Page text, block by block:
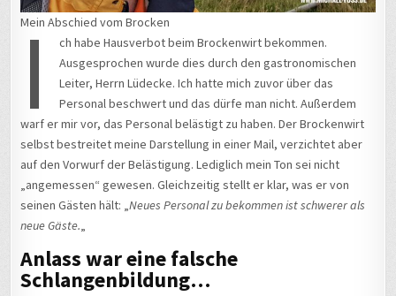
Mein Abschied vom Brocken
I
ch habe Hausverbot beim Brockenwirt bekommen.
Ausgesprochen wurde dies durch den gastronomischen
Leiter, Herrn Lüdecke. Ich hatte mich zuvor über das
Personal beschwert und das dürfe man nicht. Außerdem
warf er mir vor, das Personal belästigt zu haben. Der Brockenwirt
selbst bestreitet meine Darstellung in einer Mail, verzichtet aber
auf den Vorwurf der Belästigung. Lediglich mein Ton sei nicht
„angemessen“ gewesen. Gleichzeitig stellt er klar, was er von
seinen Gästen hält: „Neues Personal zu bekommen ist schwerer als
neue Gäste.
Anlass war eine falsche
Schlangenbildung…